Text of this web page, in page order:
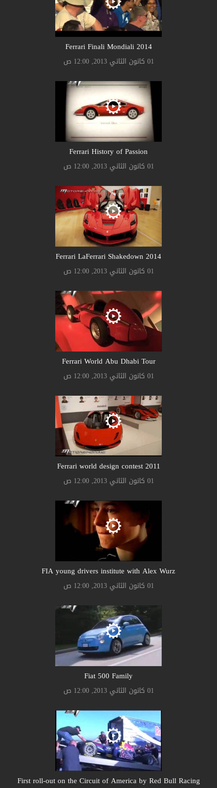
Ferrari Finali Mondiali 2014
01 كانون الثاني 2013, 12:00 ص
Ferrari History of Passion
01 كانون الثاني 2013, 12:00 ص
Ferrari LaFerrari Shakedown 2014
01 كانون الثاني 2013, 12:00 ص
Ferrari World Abu Dhabi Tour
01 كانون الثاني 2013, 12:00 ص
Ferrari world design contest 2011
01 كانون الثاني 2013, 12:00 ص
FIA young drivers institute with Alex Wurz
01 كانون الثاني 2013, 12:00 ص
Fiat 500 Family
01 كانون الثاني 2013, 12:00 ص
First roll-out on the Circuit of America by Red Bull Racing